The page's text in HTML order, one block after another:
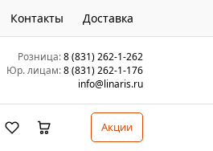
Контакты Доставка
Розница:8 (831) 262-1-262
Юр. лицам:8 (831) 262-1-176
info@linaris.ru
Акции